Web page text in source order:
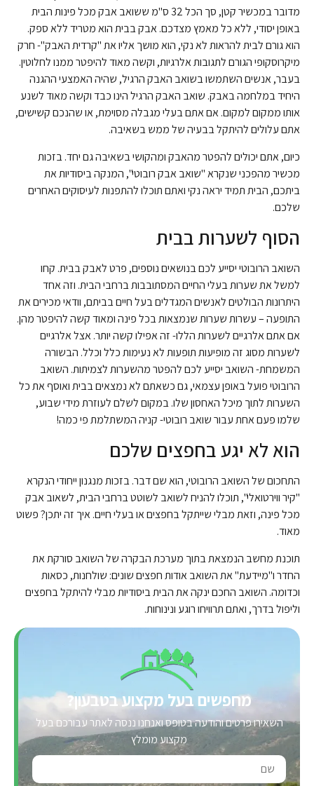
מדובר במכשיר קטן, סך הכל 32 ס"מ ששואב אבק מכל פינות הבית
באופן יסודי, ללא כל מאמץ מצדכם. אבק בבית הוא מטריד ללא ספק.
הוא גורם לבית להראות לא נקי, הוא מושך אליו את "קרדית האבק"- חרק
מיקרוסקופי הגורם לתגובות אלרגיות, וקשה מאוד להיפטר ממנו לחלוטין.
בעבר, אנשים השתמשו בשואב האבק הרגיל, שהיה האמצעי ההגנה
היחיד במלחמה באבק. שואב האבק הרגיל הינו כבד וקשה מאוד לשנע
אותו ממקום למקום. אם אתם בעלי מגבלה מסוימת, או שהנכם קשישים,
אתם עלולים להיתקל בבעיה של ממש בשאיבה.
כיום, אתם יכולים להפטר מהאבק ומהקושי בשאיבה גם יחד. בזכות
מכשיר מהפכני שנקרא "שואב אבק רובוטי", המנקה ביסודיות את
ביתכם, הבית תמיד יראה נקי ואתם תוכלו להתפנות לעיסוקים האחרים
שלכם.
הסוף לשערות בבית
השואב הרובוטי יסייע לכם בנושאים נוספים, פרט לאבק בבית. קחו
למשל את שערות בעלי החיים המסתובבות ברחבי הבית. וזה אחד
היתרונות הבולטים לאנשים המגדלים בעל חיים בביתם, וודאי מכירים את
התופעה – עשרות שערות שנמצאות בכל פינה ומאוד קשה להיפטר מהן.
אם אתם אלרגיים לשערות הללו- זה אפילו קשה יותר. אצל אלרגיים
לשערות מסוג זה מופיעות תופעות לא נעימות כלל וכלל. הבשורה
המשמחת- השואב יסייע לכם להפטר מהשערות לצמיתות. השואב
הרובוטי פועל באופן עצמאי, גם כשאתם לא נמצאים בבית ואוסף את כל
השערות לתוך מיכל האחסון שלו. במקום לשלם לעוזרת מידי שבוע,
שלמו פעם אחת עבור שואב רובוטי- קניה המשתלמת פי כמה!
הוא לא יגע בחפצים שלכם
התחכום של השואב הרובוטי, הוא שם דבר. בזכות מנגנון ייחודי הנקרא
"קיר ווירטואלי", תוכלו להניח לשואב לשוטט ברחבי הבית, לשאוב אבק
מכל פינה, וזאת מבלי שייתקל בחפצים או בעלי חיים. איך זה יתכן? פשוט
מאוד.
תוכנת מחשב הנמצאת בתוך מערכת הבקרה של השואב סורקת את
החדר ו"מיידעת" את השואב אודות חפצים שונים: שולחנות, כסאות
וכדומה. השואב החכם ינקה את הבית ביסודיות מבלי להיתקל בחפצים
וליפול בדרך, ואתם תרוויחו רוגע ונינוחות.
מחפשים בעל מקצוע בטבעון?
השאירו פרטים והודעה בטופס ואנחנו ננסה לאתר עבורכם בעל
מקצוע מומלץ